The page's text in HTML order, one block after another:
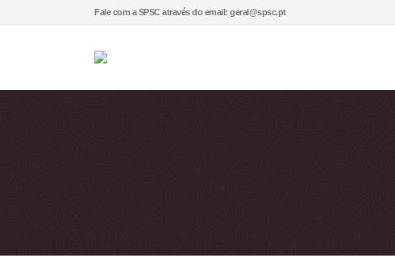
Fale com a SPSC através do email: geral@spsc.pt